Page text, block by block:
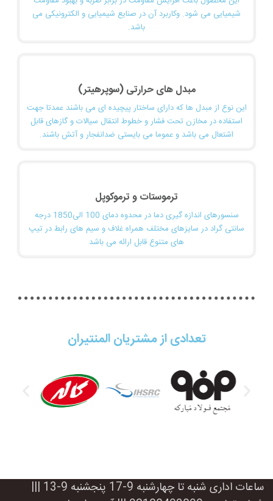
شیمیایی می شود. وکاربرد آن در صنایع شیمیایی و الکترونیکی می
باشد.
مبدل های حرارتی (سوپرهیتر)
این نوع از مبدل ها که دارای ساختار پیچیده ای می باشند عمدتا جهت
استفاده در مخازن تحت فشار و خطوط انتقال سیالات و گازهای قابل
اشتعال می باشد و عموما می بایستی ضدانفجار و آتش باشند.
ترموستات و ترموکوپل
سنسورهای اندازه گیری دما در محدوه دمای 100 الی1850 درجه
سانتی گراد در سایزهای مختلف همراه غلاف و سیم های رابط در تیپ
های متنوع قابل ارائه می باشد
تعدادی از مشتریان المنتیران
ساعات اداری شنبه تا چهارشنبه 9-17 پنجشنبه 9-13 |||